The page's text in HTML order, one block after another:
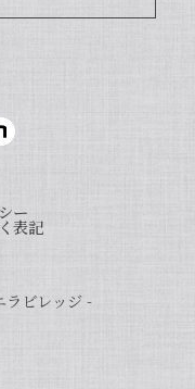
ー
表記
ビレッジ -